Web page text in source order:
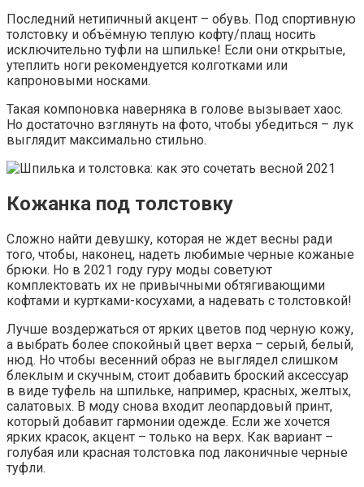
Последний нетипичный акцент – обувь. Под спортивную
толстовку и объёмную теплую кофту/плащ носить
исключительно туфли на шпильке! Если они открытые,
утеплить ноги рекомендуется колготками или
капроновыми носками.
Такая компоновка наверняка в голове вызывает хаос.
Но достаточно взглянуть на фото, чтобы убедиться – лук
выглядит максимально стильно.
Кожанка под толстовку
Сложно найти девушку, которая не ждет весны ради
того, чтобы, наконец, надеть любимые черные кожаные
брюки. Но в 2021 году гуру моды советуют
комплектовать их не привычными обтягивающими
кофтами и куртками-косухами, а надевать с толстовкой!
Лучше воздержаться от ярких цветов под черную кожу,
а выбрать более спокойный цвет верха – серый, белый,
нюд. Но чтобы весенний образ не выглядел слишком
блеклым и скучным, стоит добавить броский аксессуар
в виде туфель на шпильке, например, красных, желтых,
салатовых. В моду снова входит леопардовый принт,
который добавит гармонии одежде. Если же хочется
ярких красок, акцент – только на верх. Как вариант –
голубая или красная толстовка под лаконичные черные
туфли.